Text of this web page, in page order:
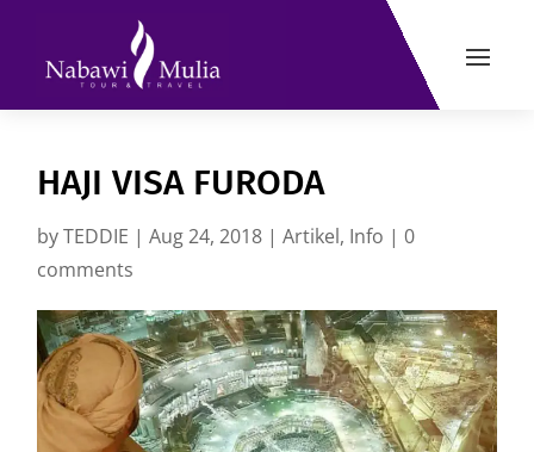
HAJI VISA FURODA
byTEDDIE |Aug 24, 2018 |Artikel, Info |0
comments